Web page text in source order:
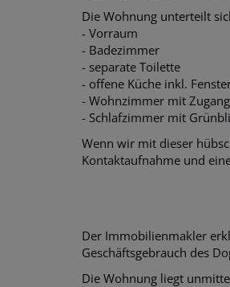
Die Wohnung unterteilt
- Vorraum
- Badezimmer
- separate Toilette
- offene Küche inkl.
- Wohnzimmer mit
- Schlafzimmer mit
Wenn wir mit dieser
Kontaktaufnahme und
Der Immobilienmakler
Geschäftsgebrauch des
Die Wohnung liegt